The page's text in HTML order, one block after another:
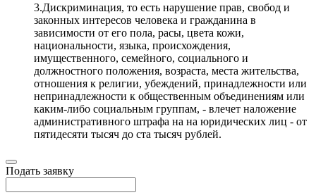
3.Дискриминация, то есть нарушение прав, свобод и
законных интересов человека и гражданина в
зависимости от его пола, расы, цвета кожи,
национальности, языка, происхождения,
имущественного, семейного, социального и
должностного положения, возраста, места жительства,
отношения к религии, убеждений, принадлежности или
непринадлежности к общественным объединениям или
каким-либо социальным группам, - влечет наложение
административного штрафа на на юридических лиц - от
пятидесяти тысяч до ста тысяч рублей.
Подать заявку